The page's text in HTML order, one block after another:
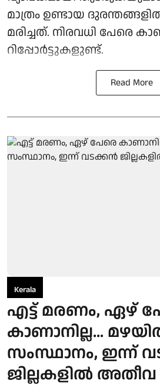
മാത്രം ഉണ്ടായ
മരിച്ചത്. നിരവധി പേരെ
റിപ്പോര്‍ട്ടുകളുണ്ട്.
Read More
Kerala
എട്ട് മരണം, ഏഴ്
കാണാനില്ല...
സംസ്ഥാനം, ഇന്ന്
ജില്ലകളിൽ അതീവ